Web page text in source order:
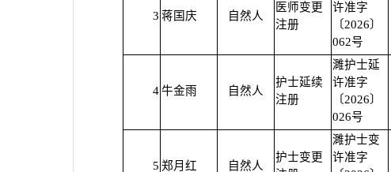
3 蒋国庆 自然人
医师变更
注册
许准字
〔2026〕
062号
4牛金雨 自然人
护士延续
注册
濉护士延
许准字
〔2026〕
026号
5 郑月红 自然人
护士变更
濉护士变
许准字